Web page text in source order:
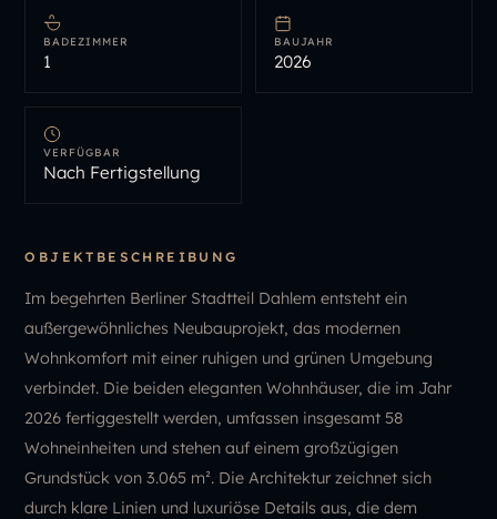
BADEZIMMER
1
BAUJAHR
2026
VERFÜGBAR
Nach Fertigstellung
OBJEKTBESCHREIBUNG
Im begehrten Berliner Stadtteil Dahlem entsteht ein
außergewöhnliches Neubauprojekt, das modernen
Wohnkomfort mit einer ruhigen und grünen Umgebung
verbindet. Die beiden eleganten Wohnhäuser, die im Jahr
2026 fertiggestellt werden, umfassen insgesamt 58
Wohneinheiten und stehen auf einem großzügigen
Grundstück von 3.065 m². Die Architektur zeichnet sich
durch klare Linien und luxuriöse Details aus, die dem